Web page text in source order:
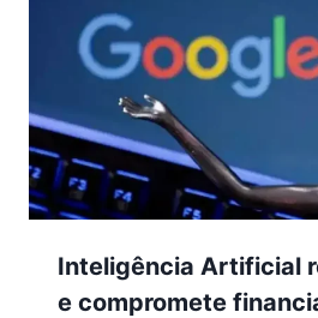
Inteligência Artificial
e compromete